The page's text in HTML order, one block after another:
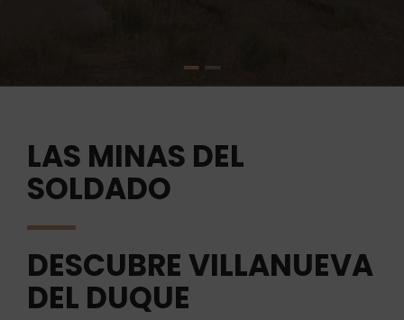
LAS MINAS DEL
SOLDADO
DESCUBRE VILLANUEVA
DEL DUQUE